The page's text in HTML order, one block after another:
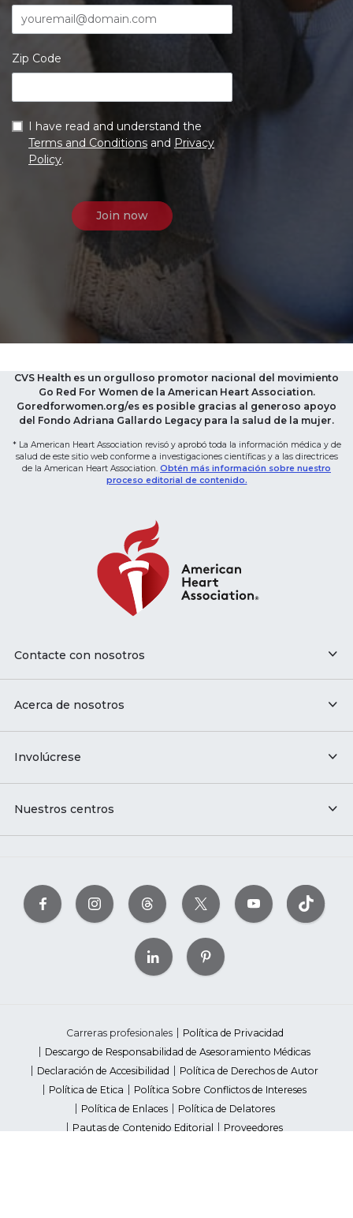
Zip Code
I have read and understand the
Terms and Conditions and Privacy
Policy.
CVS Health es un orgulloso promotor nacional del movimiento
Go Red For Women de la American Heart Association.
Goredforwomen.org/es es posible gracias al generoso apoyo
del Fondo Adriana Gallardo Legacy para la salud de la mujer.
* La American Heart Association revisó y aprobó toda la información médica y de
salud de este sitio web conforme a investigaciones científicas y a las directrices
de la American Heart Association. Obtén más información sobre nuestro
proceso editorial de contenido.
Contacte con nosotros
Acerca de nosotros
Involúcrese
Nuestros centros
Carreras profesionales
Política de Privacidad
Descargo de Responsabilidad de Asesoramiento Médicas
Declaración de Accesibilidad
Política de Derechos de Autor
Política de Etica
Política Sobre Conflictos de Intereses
Política de Enlaces
Política de Delatores
Pautas de Contenido Editorial
Proveedores